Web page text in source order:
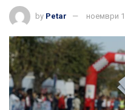
by Petar ноември